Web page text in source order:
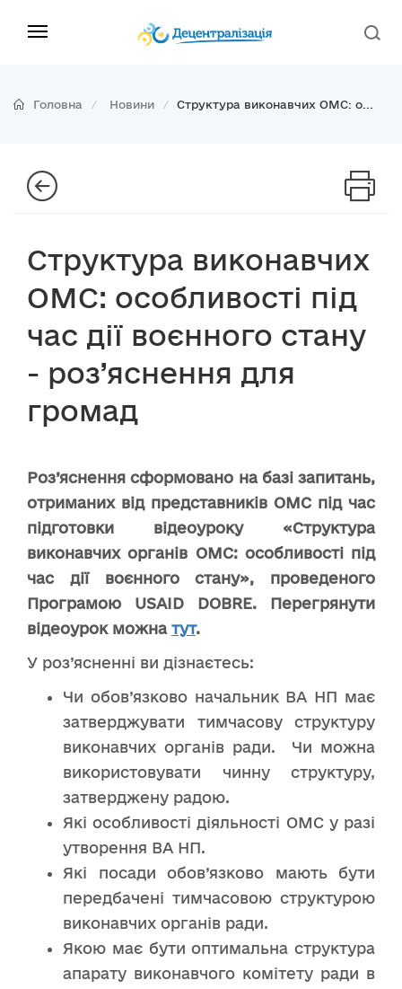
Головна Новини Структура виконавчих ОМС: о...
Структура виконавчих
ОМС: особливості під
час дії воєнного стану
- роз’яснення для
громад
Роз’яснення сформовано на базі запитань,
отриманих від представників ОМС під час
підготовки відеоуроку «Структура
виконавчих органів ОМС: особливості під
час дії воєнного стану», проведеного
Програмою USAID DOBRE. Перегрянути
відеоурок можна тут.
У роз’ясненні ви дізнаєтесь:
Чи обов’язково начальник ВА НП має
затверджувати тимчасову структуру
виконавчих органів ради. Чи можна
використовувати чинну структуру,
затверджену радою.
Які особливості діяльності ОМС у разі
утворення ВА НП.
Які посади обов’язково мають бути
передбачені тимчасовою структурою
виконавчих органів ради.
Якою має бути оптимальна структура
апарату виконавчого комітету ради в